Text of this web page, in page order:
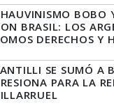
BOBO
BRASIL: LOS
DERECHOS Y
SE SUMÓ A
PARA LA